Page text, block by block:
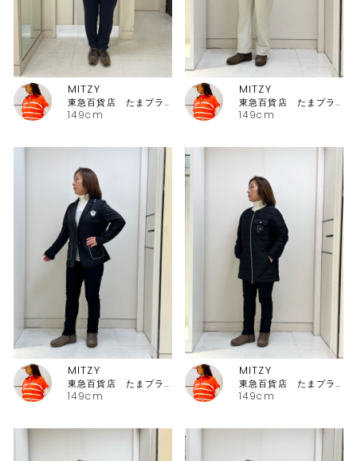
149cm
MITZY
東急百貨店 たまプラーザ店ピッコーネ
149cm
MITZY
東急百貨店 たまプラーザ店ピッコーネ
149cm
MITZY
東急百貨店 たまプラーザ店ピッコーネ
149cm
MITZY
東急百貨店 たまプラーザ店ピッコーネ